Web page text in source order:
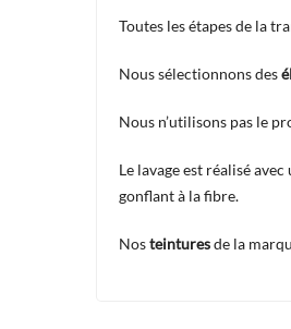
Toutes les étapes de la
Nous sélectionnons des
Nous n’utilisons pas le
Le lavage est réalisé avec
gonflant à la fibre.
Nosteinturesde la